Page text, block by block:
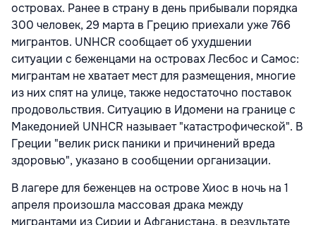
островах. Ранее в страну в день прибывали порядка
300 человек, 29 марта в Грецию приехали уже 766
мигрантов. UNHCR сообщает об ухудшении
ситуации с беженцами на островах Лесбос и Самос:
мигрантам не хватает мест для размещения, многие
из них спят на улице, также недостаточно поставок
продовольствия. Ситуацию в Идомени на границе с
Македонией UNHCR называет "катастрофической". В
Греции "велик риск паники и причинений вреда
здоровью", указано в сообщении организации.
В лагере для беженцев на острове Хиос в ночь на 1
апреля произошла массовая драка между
мигрантами из Сирии и Афганистана, в результате